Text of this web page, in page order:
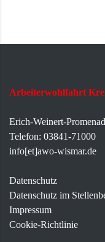
Arbeiterwohlfahrt
Erich-Weinert-
Telefon: 03841-71000
info[et]awo-wismar.de
Datenschutz
Datenschutz im
Impressum
Cookie-Richtlinie